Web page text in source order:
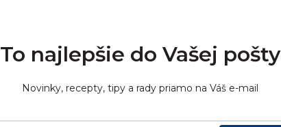
To najlepšie do Vašej pošty
Novinky, recepty, tipy a rady priamo na Váš e-mail